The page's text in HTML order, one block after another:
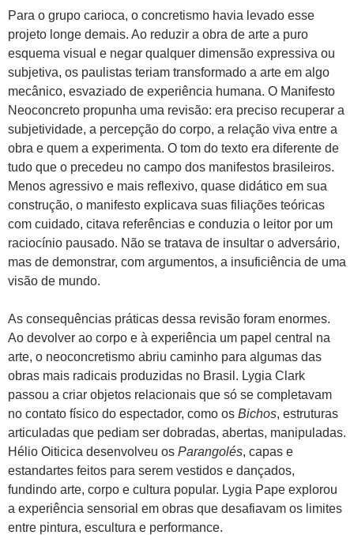
Para o grupo carioca, o concretismo havia levado esse
projeto longe demais. Ao reduzir a obra de arte a puro
esquema visual e negar qualquer dimensão expressiva ou
subjetiva, os paulistas teriam transformado a arte em algo
mecânico, esvaziado de experiência humana. O Manifesto
Neoconcreto propunha uma revisão: era preciso recuperar a
subjetividade, a percepção do corpo, a relação viva entre a
obra e quem a experimenta. O tom do texto era diferente de
tudo que o precedeu no campo dos manifestos brasileiros.
Menos agressivo e mais reflexivo, quase didático em sua
construção, o manifesto explicava suas filiações teóricas
com cuidado, citava referências e conduzia o leitor por um
raciocínio pausado. Não se tratava de insultar o adversário,
mas de demonstrar, com argumentos, a insuficiência de uma
visão de mundo.
As consequências práticas dessa revisão foram enormes.
Ao devolver ao corpo e à experiência um papel central na
arte, o neoconcretismo abriu caminho para algumas das
obras mais radicais produzidas no Brasil. Lygia Clark
passou a criar objetos relacionais que só se completavam
no contato físico do espectador, como os Bichos, estruturas
articuladas que pediam ser dobradas, abertas, manipuladas.
Hélio Oiticica desenvolveu os Parangolés, capas e
estandartes feitos para serem vestidos e dançados,
fundindo arte, corpo e cultura popular. Lygia Pape explorou
a experiência sensorial em obras que desafiavam os limites
entre pintura, escultura e performance.